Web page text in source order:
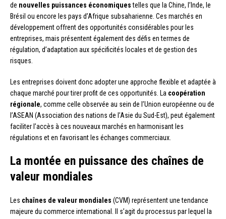
de nouvelles puissances économiquestelles que la Chine, l’Inde, le
Brésil ou encore les pays d’Afrique subsaharienne. Ces marchés en
développement offrent des opportunités considérables pour les
entreprises, mais présentent également des défis en termes de
régulation, d’adaptation aux spécificités locales et de gestion des
risques.
Les entreprises doivent donc adopter une approche flexible et adaptée à
chaque marché pour tirer profit de ces opportunités. La coopération
régionale, comme celle observée au sein de l’Union européenne ou de
l’ASEAN (Association des nations de l’Asie du Sud-Est), peut également
faciliter l’accès à ces nouveaux marchés en harmonisant les
régulations et en favorisant les échanges commerciaux.
La montée en puissance des chaînes de
valeur mondiales
Les chaînes de valeur mondiales (CVM) représentent une tendance
majeure du commerce international. Il s’agit du processus par lequel la